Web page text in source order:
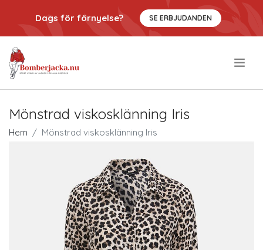
Dags för förnyelse? SE ERBJUDANDEN
Mönstrad viskosklänning Iris
Hem Mönstrad viskosklänning Iris